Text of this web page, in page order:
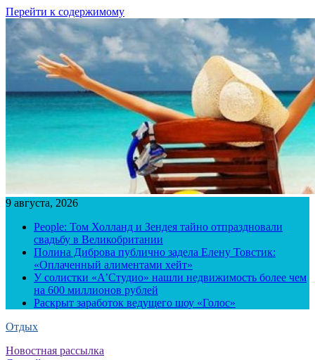
Перейти к содержимому
9 августа, 2026
People: Том Холланд и Зендея тайно отпраздновали
свадьбу в Великобритании
Полина Диброва публично задела Елену Товстик:
«Оплаченный алиментами хейт»
У солистки «А’Студио» нашли недвижимость более чем
на 600 миллионов рублей
Раскрыт заработок ведущего шоу «Голос»
Отдых
Новостная рассылка